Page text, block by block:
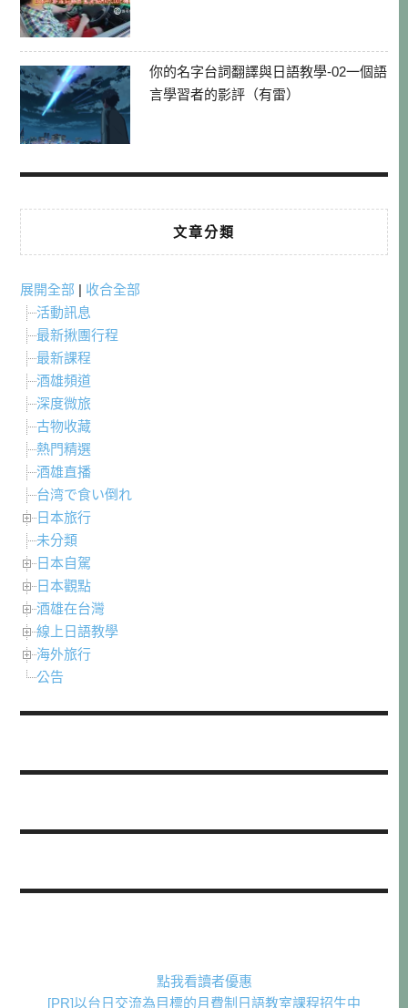
你的名字台詞翻譯與日語教學-02一個語
言學習者的影評（有雷）
文章分類
展開全部 | 收合全部
活動訊息
最新揪團行程
最新課程
酒雄頻道
深度微旅
古物收藏
熱門精選
酒雄直播
台湾で食い倒れ
日本旅行
未分類
日本自駕
日本觀點
酒雄在台灣
線上日語教學
海外旅行
公告
點我看讀者優惠
[PR]以台日交流為目標的月費制日語教室課程招生中